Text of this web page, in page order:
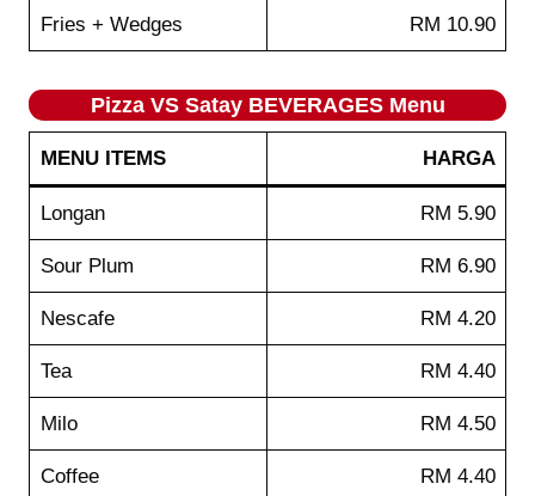
Fries + Wedges RM 10.90
Pizza VS Satay BEVERAGES Menu
MENU ITEMS HARGA
Longan RM 5.90
Sour Plum RM 6.90
Nescafe RM 4.20
Tea RM 4.40
Milo RM 4.50
Coffee RM 4.40